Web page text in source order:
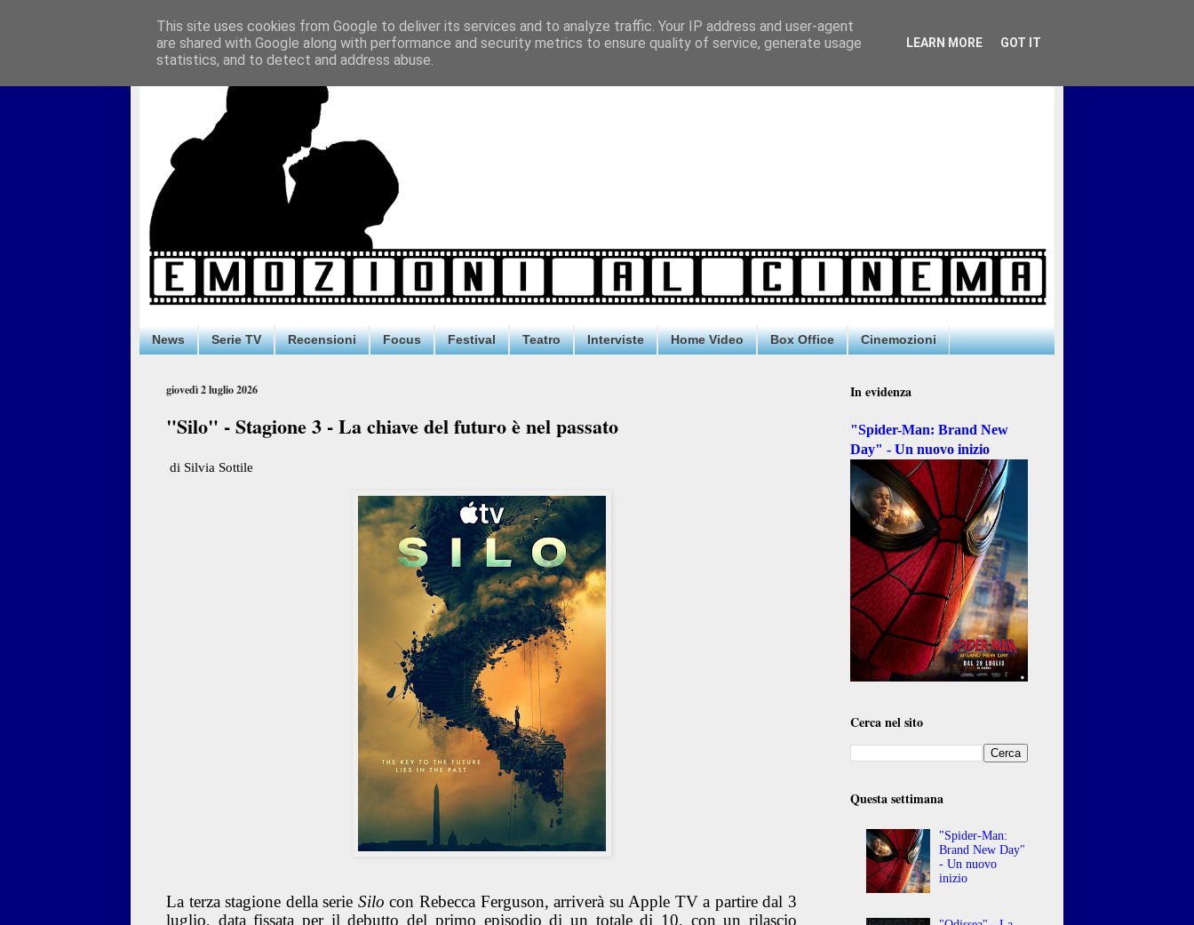
News Serie TV Recensioni Focus Festival Teatro Interviste Home Video Box Office Cinemozioni
giovedì 2 luglio 2026
"Silo" - Stagione 3 - La chiave del futuro è nel passato
di Silvia Sottile
La terza stagione della serie Silocon Rebecca Ferguson, arriverà su Apple TV a partire dal 3
luglio, data fissata per il debutto del primo episodio di un totale di 10, con un rilascio
In evidenza
"Spider-Man: Brand New
Day" - Un nuovo inizio
Cerca nel sito
Questa settimana
"Spider-Man:
Brand New Day"
- Un nuovo
inizio
This site uses cookies from Google to deliver its services and to analyze traffic. Your IP address and user-agent
are shared with Google along with performance and security metrics to ensure quality of service, generate usage
statistics, and to detect and address abuse.
LEARN MORE GOT IT